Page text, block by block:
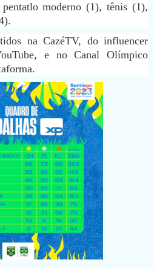
moderno (1), tênis (1),
na CazéTV, do influencer
e no Canal Olímpico